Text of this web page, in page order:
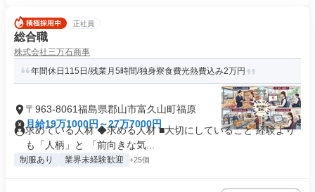
正社員
総合職
株式会社三万石商事
年間休日115日/残業月5時間/独身寮食費光熱費込み2万円
〒963-8061福島県郡山市富久山町福原
月給19万1000円～27万7000円
求めている人材 ◆求める人材 ■大切にしていること 経験より
も「人柄」と 「前向きな気...
制服あり 業界未経験歓迎 +25個